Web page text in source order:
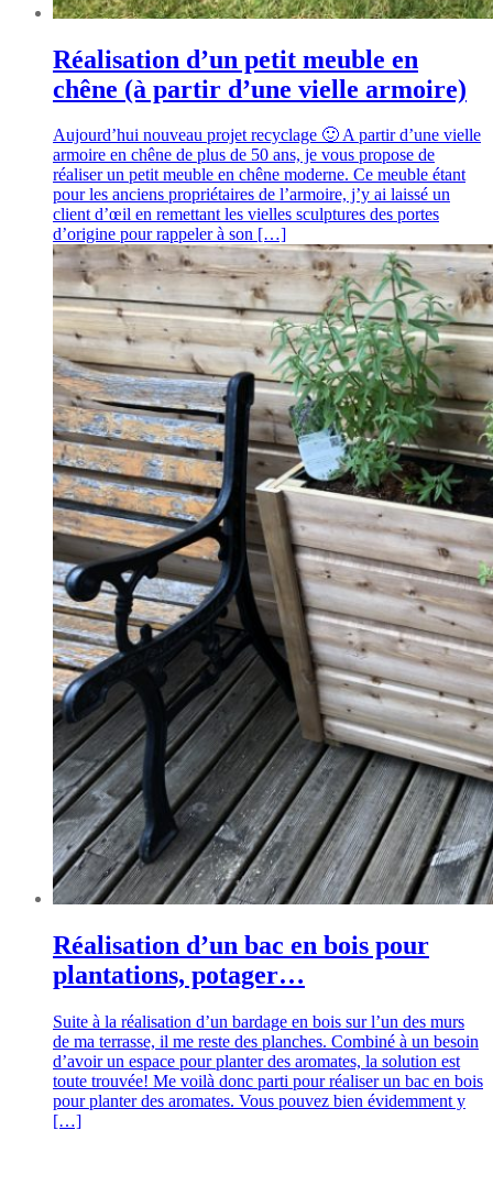
Réalisation d’un petit meuble en
chêne (à partir d’une vielle armoire)
Aujourd’hui nouveau projet recyclage 🙂 A partir d’une vielle
armoire en chêne de plus de 50 ans, je vous propose de
réaliser un petit meuble en chêne moderne. Ce meuble étant
pour les anciens propriétaires de l’armoire, j’y ai laissé un
client d’œil en remettant les vielles sculptures des portes
d’origine pour rappeler à son […]
Réalisation d’un bac en bois pour
plantations, potager…
Suite à la réalisation d’un bardage en bois sur l’un des murs
de ma terrasse, il me reste des planches. Combiné à un besoin
d’avoir un espace pour planter des aromates, la solution est
toute trouvée! Me voilà donc parti pour réaliser un bac en bois
pour planter des aromates. Vous pouvez bien évidemment y
[…]